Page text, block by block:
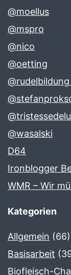
@moellus
@mspro
@nico
@oetting
@wasalski
D64
Ironblogger
WMR – Wir
Kategorien
Allgemein (66)
Basisarbeit
Biofleisch-